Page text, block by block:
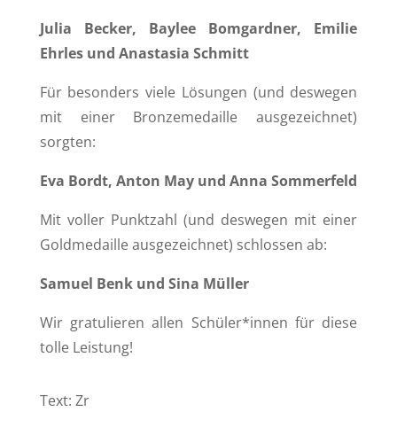
Julia Becker, Baylee Bomgardner, Emilie
Ehrles und Anastasia Schmitt
Für besonders viele Lösungen (und deswegen
mit einer Bronzemedaille ausgezeichnet)
sorgten:
Eva Bordt, Anton May und Anna Sommerfeld
Mit voller Punktzahl (und deswegen mit einer
Goldmedaille ausgezeichnet) schlossen ab:
Samuel Benk und Sina Müller
Wir gratulieren allen Schüler*innen für diese
tolle Leistung!
Text: Zr